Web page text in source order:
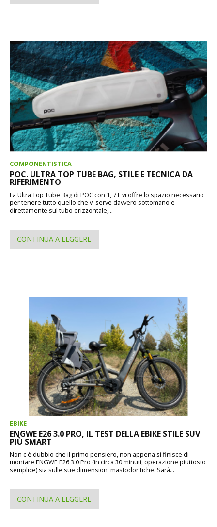
COMPONENTISTICA
POC. ULTRA TOP TUBE BAG, STILE E TECNICA DA
RIFERIMENTO
La Ultra Top Tube Bag di POC con 1, 7 L vi offre lo spazio necessario
per tenere tutto quello che vi serve davvero sottomano e
direttamente sul tubo orizzontale,...
CONTINUA A LEGGERE
EBIKE
ENGWE E26 3.0 PRO, IL TEST DELLA EBIKE STILE SUV
PIÙ SMART
Non c'è dubbio che il primo pensiero, non appena si finisce di
montare ENGWE E26 3.0 Pro (in circa 30 minuti, operazione piuttosto
semplice) sia sulle sue dimensioni mastodontiche. Sarà...
CONTINUA A LEGGERE